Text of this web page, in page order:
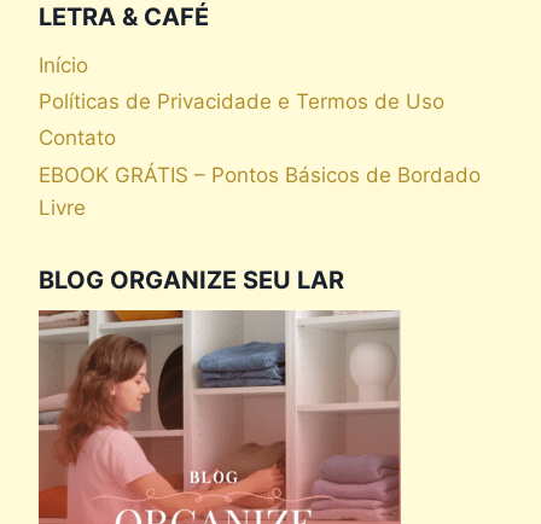
LETRA & CAFÉ
Início
Políticas de Privacidade e Termos de Uso
Contato
EBOOK GRÁTIS – Pontos Básicos de Bordado
Livre
BLOG ORGANIZE SEU LAR